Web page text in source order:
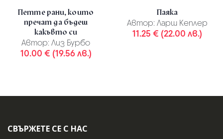
Петте рани, които
пречат да бъдеш
какъвто си
Автор: Лиз Бурбо
10.00 € (19.56 лв.)
Паяка
Автор: Ларш Кеплер
11.25 € (22.00 лв.)
СВЪРЖЕТЕ СЕ С НАС